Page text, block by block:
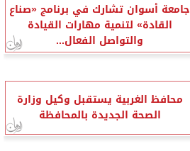
جامعة أسوان تشارك في برنامج «صناع
القادة» لتنمية مهارات القيادة
والتواصل الفعال...
محافظ الغربية يستقبل وكيل وزارة
الصحة الجديدة بالمحافظة